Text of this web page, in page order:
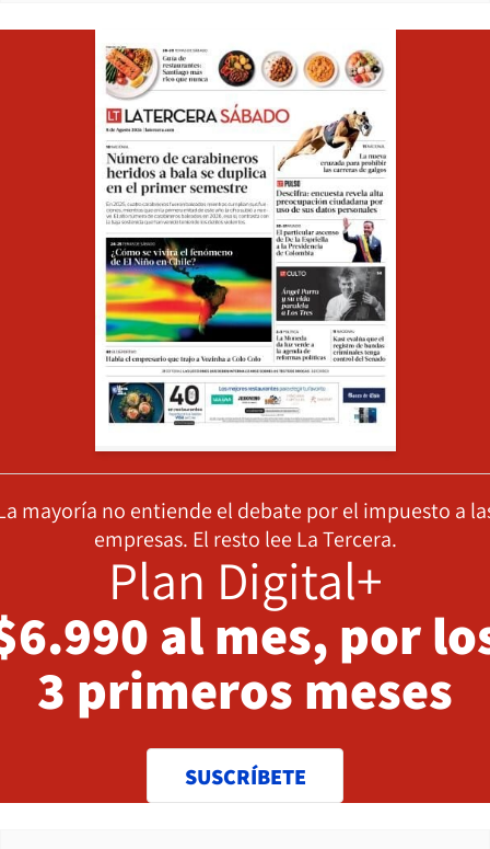
mayoría no entiende el debate por el impuesto a
empresas. El resto lee La Tercera.
Plan Digital+
al mes, por
3 primeros meses
SUSCRÍBETE